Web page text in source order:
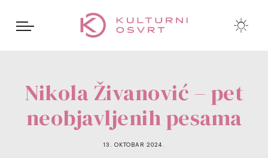
Nikola Živanović – pet
neobjavljenih pesama
13. OKTOBAR 2024.